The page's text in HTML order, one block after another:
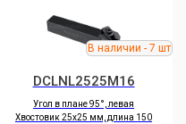
DCLNL2525M16
Угол в плане 95°, левая
Хвостовик 25х25 мм, длина 150